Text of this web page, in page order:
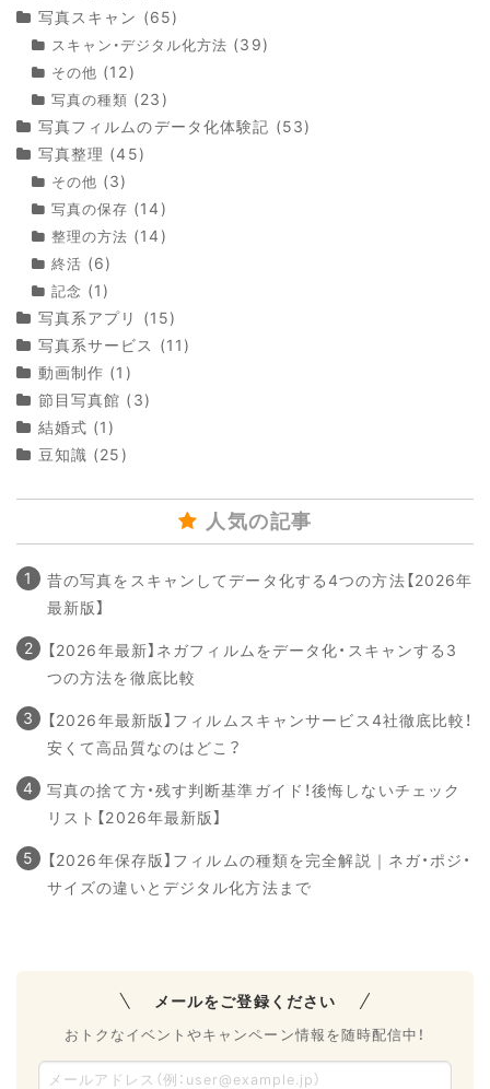
写真スキャン (65)
スキャン・デジタル化方法 (39)
その他 (12)
写真の種類 (23)
写真フィルムのデータ化体験記 (53)
写真整理 (45)
その他 (3)
写真の保存 (14)
整理の方法 (14)
終活 (6)
記念 (1)
写真系アプリ
(15)
写真系サービス (11)
動画制作 (1)
節目写真館 (3)
結婚式 (1)
豆知識 (25)
人気の記事
昔の写真をスキャンしてデータ化する4つの方法【2026年
最新版】
【2026年最新】ネガフィルムをデータ化・スキャンする3
つの方法を徹底比較
【2026年最新版】フィルムスキャンサービス4社徹底比較！
安くて高品質なのはどこ？
写真の捨て方・残す判断基準ガイド！後悔しないチェック
リスト【2026年最新版】
【2026年保存版】フィルムの種類を完全解説｜ネガ・ポジ・
サイズの違いとデジタル化方法まで
メールをご登録ください
おトクなイベントやキャンペーン情報を随時配信中！